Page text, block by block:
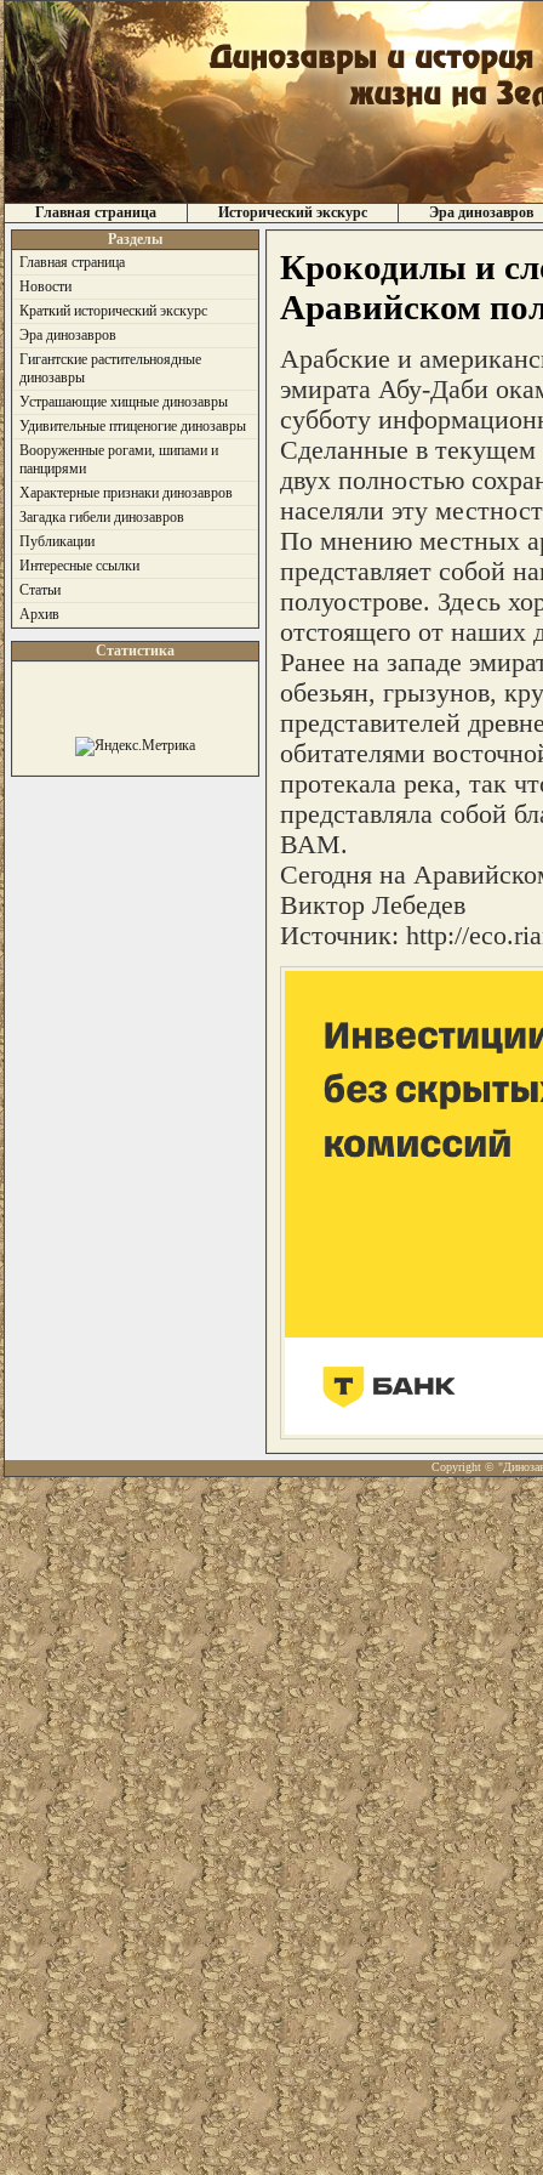
Главная страница Исторический экскурс
Эра динозавров
Разделы
Главная страница
Новости
Краткий исторический экскурс
Эра динозавров
Гигантские растительноядные
динозавры
Устрашающие хищные динозавры
Удивительные птиценогие динозавры
Вооруженные рогами, шипами и
панцирями
Характерные признаки динозавров
Загадка гибели динозавров
Публикации
Интересные ссылки
Статьи
Архив
Статистика
Крокодилы и
Аравийском
Арабские и
эмирата Абу-Даби
субботу
Сделанные в текущем
двух полностью
населяли эту
По мнению местных
представляет собой
полуострове. Здесь
отстоящего от наших
Ранее на западе
обезьян, грызунов,
представителей
обитателями
протекала река, так
представляла собой
ВАМ.
Сегодня на
Виктор Лебедев
Источник: http://
Copyright ©